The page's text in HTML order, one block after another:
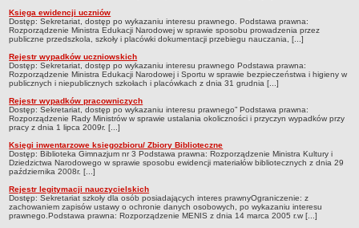
Dane podstawowe
Statut
Majątek
Godziny dyżurów
Ogłoszenia
Zarządzenia
Kontrole
PONOWNE WYKORZYSTYWANIE
Sprawozdania
Deklaracja dostępności
Księga ewidencji uczniów
Dostęp: Sekretariat, dostęp po wykazaniu interesu prawnego. Podstawa prawna:
Rozporządzenie Ministra Edukacji Narodowej w sprawie sposobu prowadzenia przez
publiczne przedszkola, szkoły i placówki dokumentacji przebiegu nauczania, [...]
Rejestr wypadków uczniowskich
Dostęp: Sekretariat, dostęp po wykazaniu interesu prawnego Podstawa prawna:
Rozporządzenie Ministra Edukacji Narodowej i Sportu w sprawie bezpieczeństwa i higieny w
publicznych i niepublicznych szkołach i placówkach z dnia 31 grudnia [...]
Rejestr wypadków pracowniczych
Dostęp: Sekretariat, dostęp po wykazaniu interesu prawnego” Podstawa prawna:
Rozporządzenie Rady Ministrów w sprawie ustalania okoliczności i przyczyn wypadków przy
pracy z dnia 1 lipca 2009r. [...]
Księgi inwentarzowe księgozbioru/ Zbiory Biblioteczne
Dostęp: Biblioteka Gimnazjum nr 3 Podstawa prawna: Rozporządzenie Ministra Kultury i
Dziedzictwa Narodowego w sprawie sposobu ewidencji materiałów bibliotecznych z dnia 29
października 2008r. [...]
Rejestr legitymacji nauczycielskich
Dostęp: Sekretariat szkoły dla osób posiadających interes prawnyOgraniczenie: z
zachowaniem zapisów ustawy o ochronie danych osobowych, po wykazaniu interesu
prawnego.Podstawa prawna: Rozporządzenie MENIS z dnia 14 marca 2005 r.w [...]